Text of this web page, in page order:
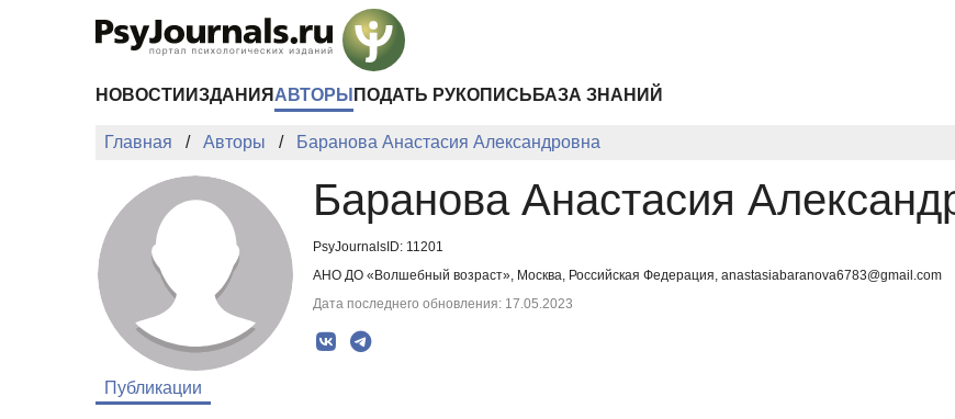
НОВОСТИ ИЗДАНИЯ АВТОРЫ ПОДАТЬ РУКОПИСЬ БАЗА ЗНАНИЙ
Главная Авторы Баранова Анастасия Александровна
Баранова Анастасия
PsyJournalsID: 11201
АНО ДО «Волшебный возраст», Москва, Российская Федерация, anastasiabaranova6783@gmail.com
Дата последнего обновления: 17.05.2023
Публикации